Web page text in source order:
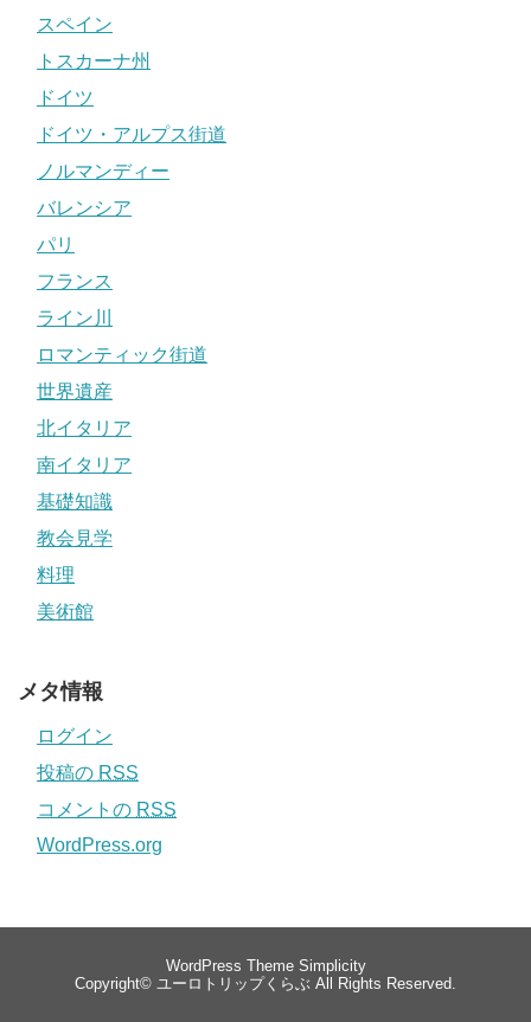
スペイン
トスカーナ州
ドイツ
ドイツ・アルプス街道
ノルマンディー
バレンシア
パリ
フランス
ライン川
ロマンティック街道
世界遺産
北イタリア
南イタリア
基礎知識
教会見学
料理
美術館
メタ情報
ログイン
投稿の RSS
コメントの RSS
WordPress.org
WordPress Theme Simplicity
Copyright© ユーロトリップくらぶ All Rights Reserved.